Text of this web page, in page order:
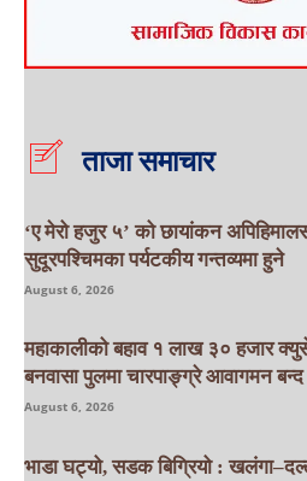
ताजा समाचार
‘ए मेरो हजुर ५’ को छायांकन
सुदूरपश्चिमका पर्यटकीय गन्तव्यमा हुने
August 6, 2026
महाकालीको बहाव १ लाख ३० हजार
बनवासा पुलमा चारपाङ्ग्रे आवागमन बन्द
August 6, 2026
भाडा घट्यो, सडक बिग्रियो :